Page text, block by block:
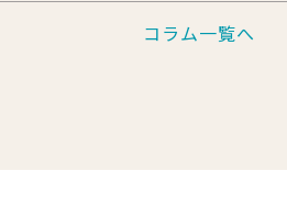
コラム一覧へ